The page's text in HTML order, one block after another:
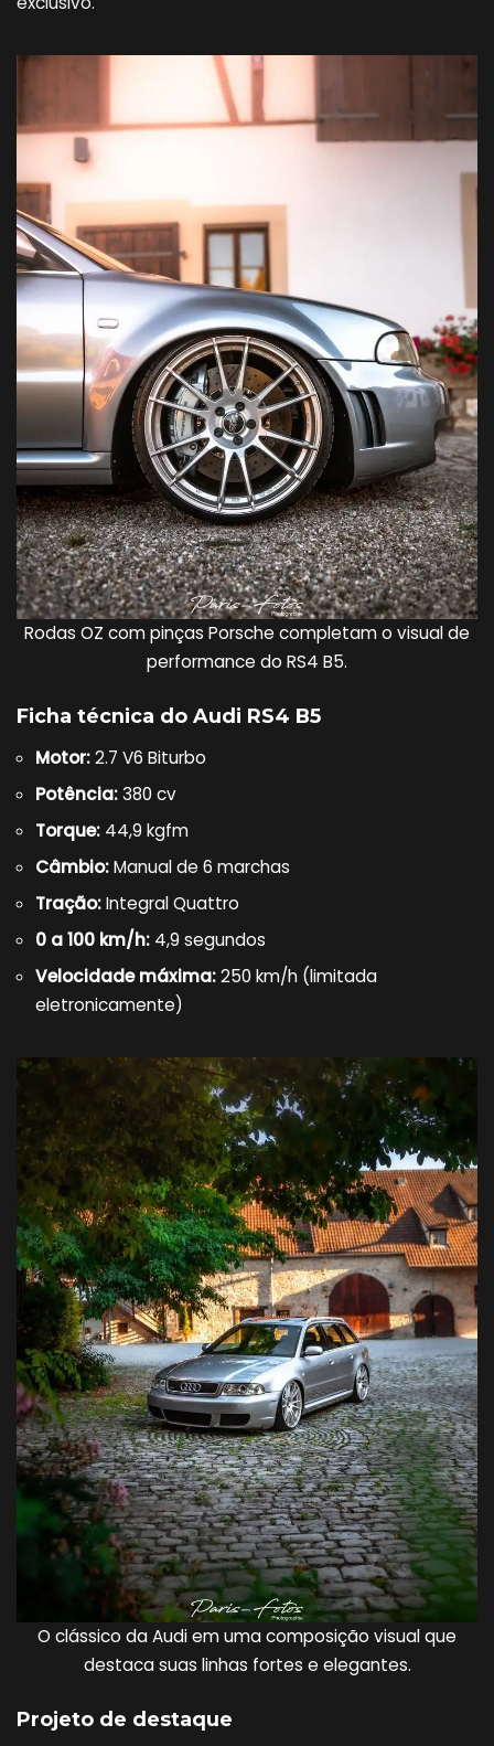
Rodas OZ com pinças Porsche completam o visual de
performance do RS4 B5.
Ficha técnica do Audi RS4 B5
Motor:2.7 V6 Biturbo
Potência:380 cv
Torque: 44,9 kgfm
Câmbio:Manual de 6 marchas
Tração:Integral Quattro
0 a 100 km/h: 4,9 segundos
Velocidade máxima:250 km/h (limitada
eletronicamente)
O clássico da Audi em uma composição visual que
destaca suas linhas fortes e elegantes.
Projeto de destaque